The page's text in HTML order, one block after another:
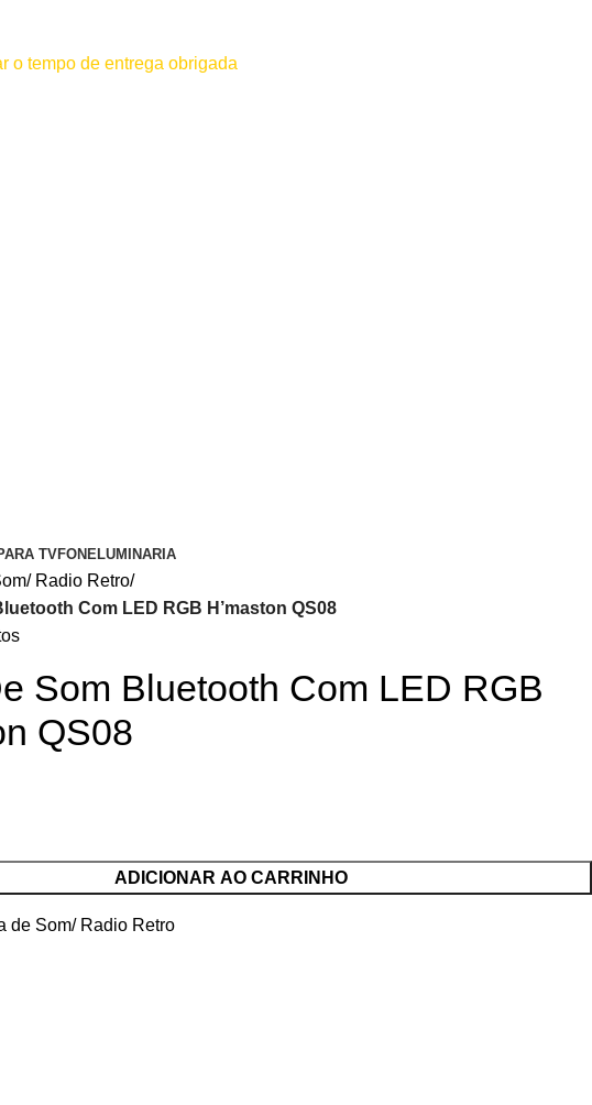
o tempo de entrega obrigada
TVFONELUMINARIA
Radio Retro
Com LED RGB H’maston QS08
Som Bluetooth Com LED RGB
QS08
ADICIONAR AO CARRINHO
de Som/ Radio Retro